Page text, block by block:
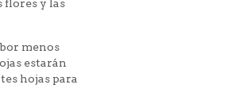
flores y las
menos
estarán
hojas para